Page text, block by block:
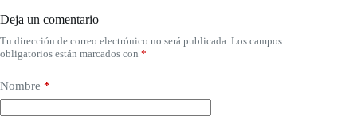
Deja un comentario
Tu dirección de correo electrónico no será publicada. Los campos
obligatorios están marcados con *
Nombre *